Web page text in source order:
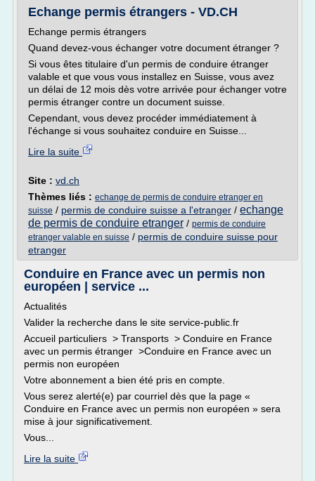
Echange permis étrangers - VD.CH
Echange permis étrangers
Quand devez-vous échanger votre document étranger ?
Si vous êtes titulaire d'un permis de conduire étranger
valable et que vous vous installez en Suisse, vous avez
un délai de 12 mois dès votre arrivée pour échanger votre
permis étranger contre un document suisse.
Cependant, vous devez procéder immédiatement à
l'échange si vous souhaitez conduire en Suisse...
Lire la suite
Site : vd.ch
Thèmes liés : echange de permis de conduire etranger en
suisse / permis de conduire suisse a l'etranger / echange
de permis de conduire etranger / permis de conduire
etranger valable en suisse / permis de conduire suisse pour
etranger
Conduire en France avec un permis non
européen | service ...
Actualités
Valider la recherche dans le site service-public.fr
Accueil particuliers > Transports > Conduire en France
avec un permis étranger >Conduire en France avec un
permis non européen
Votre abonnement a bien été pris en compte.
Vous serez alerté(e) par courriel dès que la page «
Conduire en France avec un permis non européen » sera
mise à jour significativement.
Vous...
Lire la suite